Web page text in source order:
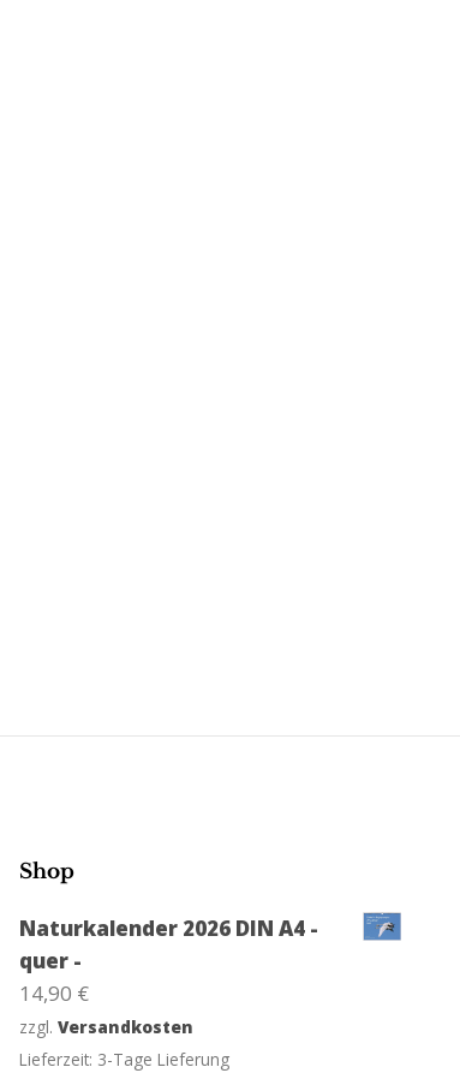
Shop
Naturkalender 2026 DIN A4 -
quer -
14,90 €
zzgl.Versandkosten
Lieferzeit: 3-Tage Lieferung